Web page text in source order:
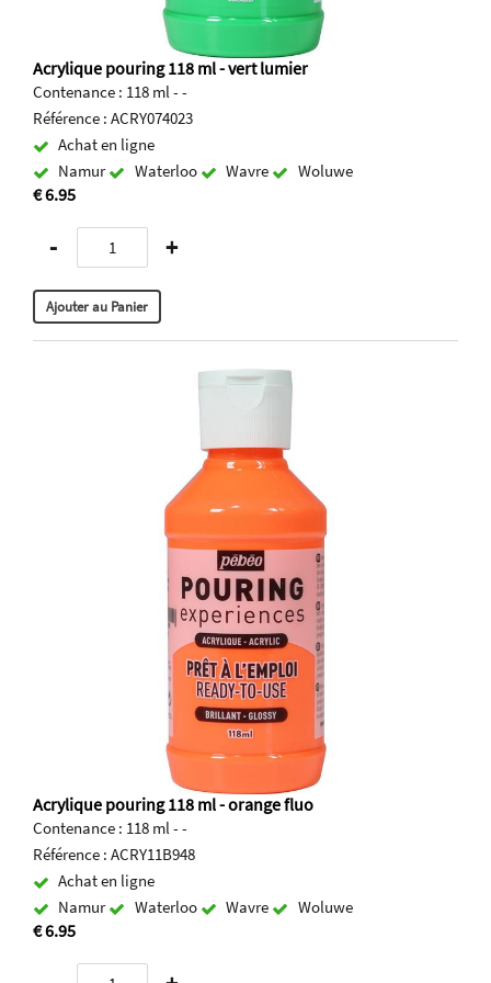
Acrylique pouring 118 ml - vert lumier
Contenance : 118 ml - -
Référence : ACRY074023
Achat en ligne
Namur
Waterloo Wavre Woluwe
€ 6.95
- +
Acrylique pouring 118 ml - orange fluo
Contenance : 118 ml - -
Référence : ACRY11B948
Achat en ligne
Namur
Waterloo Wavre Woluwe
€ 6.95